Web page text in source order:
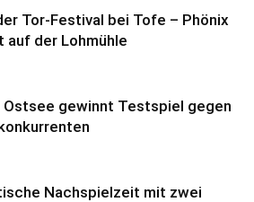
Tor-Festival bei Tofe – Phönix
auf der Lohmühle
Ostsee gewinnt Testspiel gegen
Nachspielzeit mit zwei